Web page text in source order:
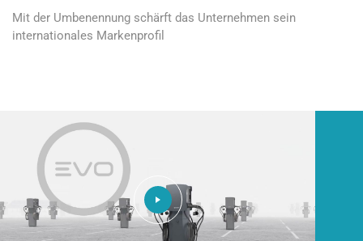
Mit der Umbenennung schärft das Unternehmen sein
internationales Markenprofil